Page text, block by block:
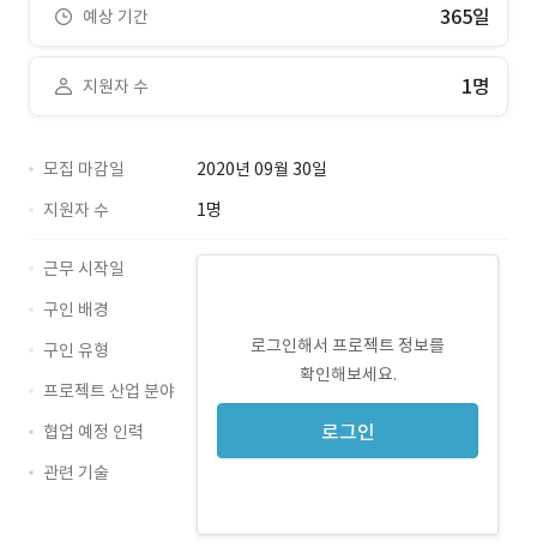
예상 기간 365일
지원자 수 1명
모집 마감일
2020년 09월 30일
지원자 수
1명
로그인해서 프로젝트 정보를
확인해보세요.
로그인
근무 시작일
구인 배경
구인 유형
프로젝트 산업 분야
협업 예정 인력
관련 기술